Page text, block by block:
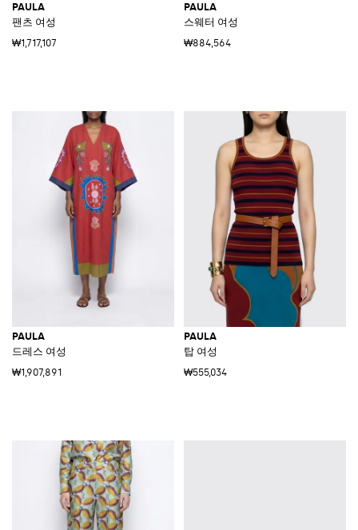
PAULA
팬츠 여성
₩1,717,107
PAULA
스웨터 여성
₩884,564
PAULA
드레스 여성
₩1,907,891
PAULA
탑 여성
₩555,034